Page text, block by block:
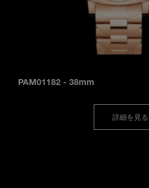
PAM01182 - 38mm
詳細を見る